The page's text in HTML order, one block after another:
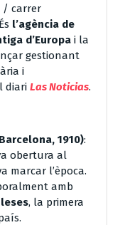
/ carrer
l’agència de
d’Europa i la
gestionant
i
diari Las Noticias.
1910):
obertura al
marcar l’època.
amb
, la primera